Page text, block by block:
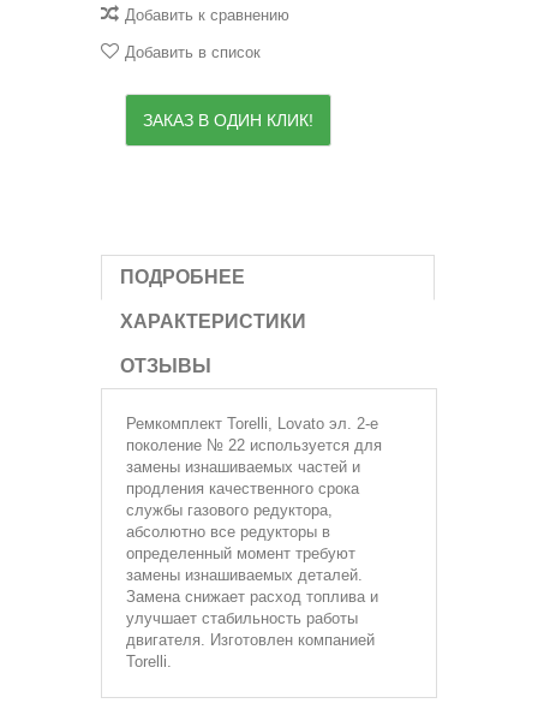
Добавить к сравнению
Добавить в список
ЗАКАЗ В ОДИН КЛИК!
ПОДРОБНЕЕ
ХАРАКТЕРИСТИКИ
ОТЗЫВЫ
Ремкомплект Torelli, Lovato эл. 2-е
поколение № 22 используется для
замены изнашиваемых частей и
продления качественного срока
службы газового редуктора,
абсолютно все редукторы в
определенный момент требуют
замены изнашиваемых деталей.
Замена снижает расход топлива и
улучшает стабильность работы
двигателя. Изготовлен компанией
Torelli.